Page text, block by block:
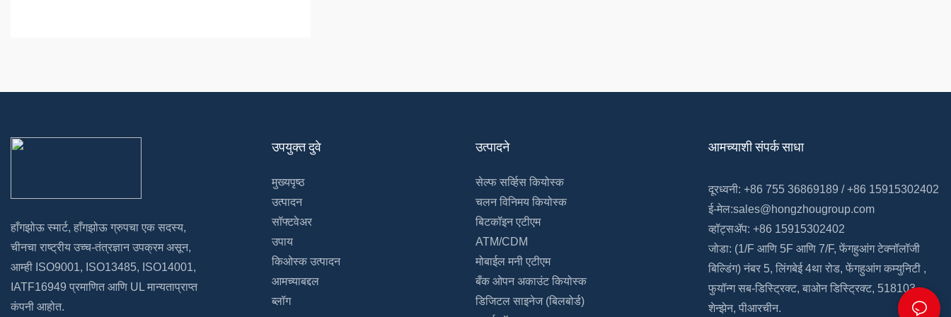
हाँगझोऊ स्मार्ट, हाँगझोऊ ग्रुपचा एक सदस्य,
चीनचा राष्ट्रीय उच्च-तंत्रज्ञान उपक्रम असून,
आम्ही ISO9001, ISO13485, ISO14001,
IATF16949 प्रमाणित आणि UL मान्यताप्राप्त
कंपनी आहोत.
उपयुक्त दुवे
मुख्यपृष्ठ
उत्पादन
सॉफ्टवेअर
उपाय
किओस्क उत्पादन
आमच्याबद्दल
ब्लॉग
उत्पादने
सेल्फ सर्व्हिस कियोस्क
चलन विनिमय कियोस्क
बिटकॉइन एटीएम
ATM/CDM
मोबाईल मनी एटीएम
बँक ओपन अकाउंट कियोस्क
डिजिटल साइनेज (बिलबोर्ड)
आमच्याशी संपर्क साधा
दूरध्वनी: +86 755 36869189 / +86 15915302402
ई-मेल:sales@hongzhougroup.com
व्हॉट्सॲप: +86 15915302402
जोडा: (1/F आणि 5F आणि 7/F, फेंगहुआंगटेक्नॉलॉजी
बिल्डिंग)नंबर 5, लिंगबेई 4था रोड, फेंगहुआंग कम्युनिटी ,
फुयॉन्ग सब-डिस्ट्रिक्ट, बाओन डिस्ट्रिक्ट, 518103,
शेन्झेन, पीआरचीन.